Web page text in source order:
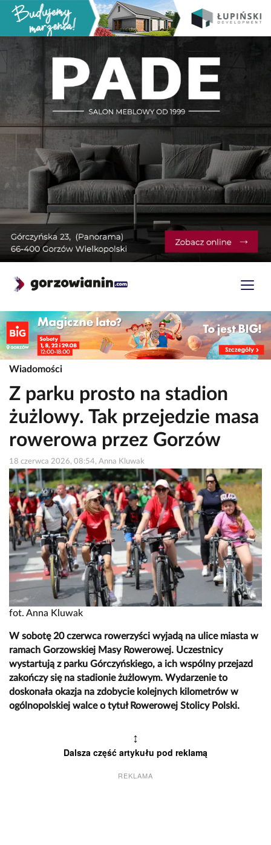
Wiadomości
Z parku prosto na stadion
żużlowy. Tak przejedzie masa
rowerowa przez Gorzów
18 czerwca 2026, 08:54, Anna Kluwak
fot. Anna Kluwak
W sobotę 20 czerwca rowerzyści wyjadą na ulice miasta w
ramach Gorzowskiej Masy Rowerowej. Uczestnicy
wystartują z parku Górczyńskiego, a ich wspólny przejazd
zakończy się na stadionie żużlowym. Wydarzenie to
doskonała okazja na zdobycie kolejnych kilometrów w
ogólnopolskiej walce o tytuł Rowerowej Stolicy Polski.
↕
Dalsza część artykułu pod reklamą
REKLAMA